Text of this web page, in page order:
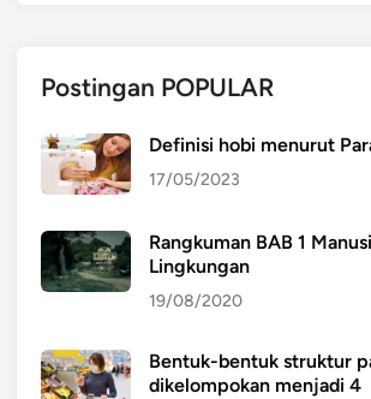
Postingan POPULAR
Definisi hobi menurut
17/05/2023
Rangkuman BAB 1
Lingkungan
19/08/2020
Bentuk-bentuk struktur
dikelompokan menjadi 4